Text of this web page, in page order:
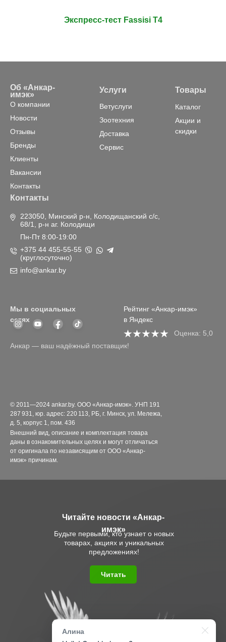
Экспресс-тест Fassisi T4
Читайте новости «Анкар-
имэк»
Будьте первыми, кто узнает о новых
товарах, акциях и уникальных
предложениях!
Читать
© 2011—2024 ankar.by. ООО «Анкар-имэк». УНП 191
287 931, юр. адрес: 220 113, РБ, г. Минск, ул. Мележа,
д. 5, корпус 1, пом. 436
Внешний вид, описание и комплектация товара
даны в ознакомительных целях и могут отличаться
от оригинала по независящим от ООО «Анкар-
имэк» причинам.
Об «Анкар-
имэк»
О компании
Новости
Отзывы
Бренды
Клиенты
Вакансии
Контакты
Услуги
Ветуслуги
Доставка
Сервис
Зоотехния
Товары
Каталог
Акции и
скидки
Контакты
223050, Минский р-н, Колодищанский с/с,
68/1, р-н аг. Колодищи
Пн-Пт 8:00-19:00
+375 44 455-55-55
(круглосуточно)
info@ankar.by
Анкар — ваш надёжный поставщик!
Мы в социальных
сетях
Рейтинг «Анкар-имэк»
в Яндекс
Оценка: 5,0
Алина